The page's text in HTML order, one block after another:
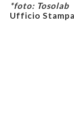
*foto: Tosolab
Ufficio